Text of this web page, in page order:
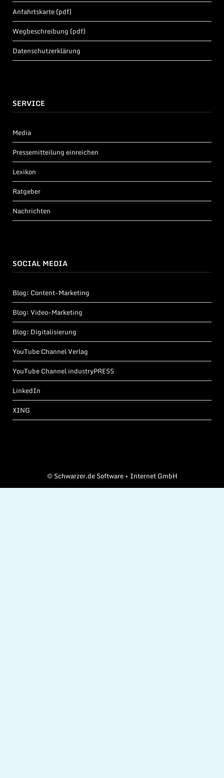
Anfahrtskarte (pdf)
Wegbeschreibung (pdf)
Datenschutzerklärung
SERVICE
Media
Pressemitteilung einreichen
Lexikon
Ratgeber
Nachrichten
SOCIAL MEDIA
Blog: Content-Marketing
Blog: Video-Marketing
Blog: Digitalisierung
YouTube Channel Verlag
YouTube Channel industryPRESS
LinkedIn
XING
©Schwarzer.de Software + Internet GmbH